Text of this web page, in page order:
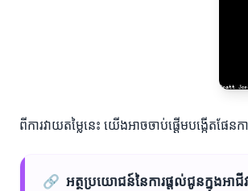
ពីការវាយតម្លៃនេះ យើងអាចចាប់ផ្តើមបង្កើ
🔗 អត្ថប្រយោជន៍នៃការផ្តល់ជូនក្នុងអា